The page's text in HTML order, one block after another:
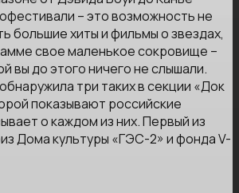
– это возможность не
большие хиты и фильмы о звездах,
свое маленькое сокровище –
вы до этого ничего не слышали.
три таких в секции «Док
показывают российские
о каждом из них. Первый из
Дома культуры «ГЭС-2» и фонда V-